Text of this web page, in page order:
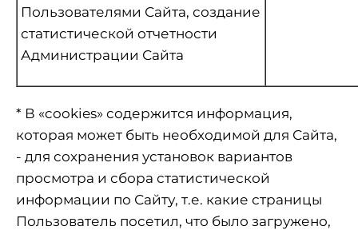
Пользователями Сайта, создание
статистической отчетности
Администрации Сайта
* В «cookies» содержится информация,
которая может быть необходимой для Сайта,
- для сохранения установок вариантов
просмотра и сбора статистической
информации по Сайту, т.е. какие страницы
Пользователь посетил, что было загружено,